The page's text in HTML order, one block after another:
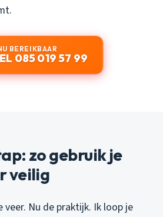
BEREIKBAAR
085 019 57 99
zo gebruik je
veilig
veer. Nu de praktijk. Ik loop je